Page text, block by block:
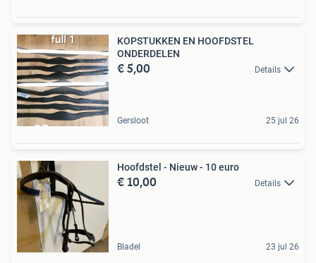
KOPSTUKKEN EN HOOFDSTEL
ONDERDELEN
€ 5,00 Details
Gersloot 25 jul 26
Hoofdstel - Nieuw - 10 euro
€ 10,00 Details
Bladel 23 jul 26